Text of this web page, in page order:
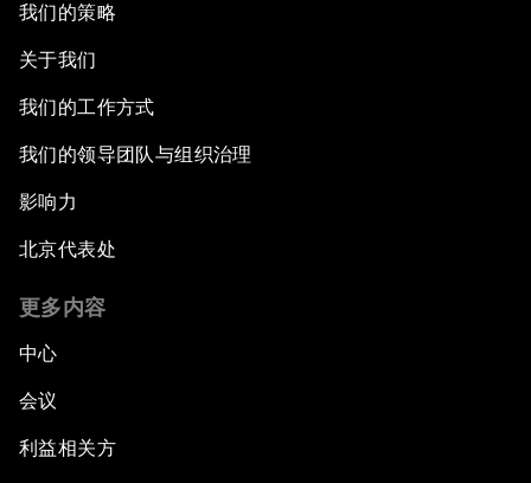
我们的策略
关于我们
我们的工作方式
我们的领导团队与组织治理
影响力
北京代表处
更多内容
中心
会议
利益相关方